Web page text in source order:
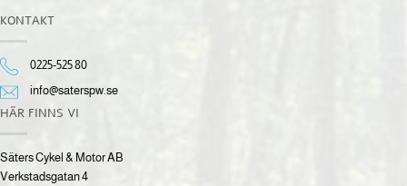
KONTAKT
0225-525 80
info@saterspw.se
HÄR FINNS VI
Säters Cykel & Motor AB
Verkstadsgatan 4